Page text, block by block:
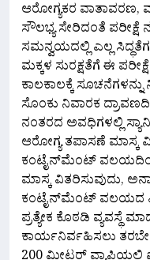
ಆರೋಗ್ಯಕರ ವಾತಾವರಣ,
ಸೌಲಭ್ಯ ಸೇರಿದಂತೆ ಪರೀಕ್ಷೆ
ಸಮನ್ವಯದಲ್ಲಿ ಎಲ್ಲ
ಮಕ್ಕಳ ಸುರಕ್ಷತೆಗೆ ಈ
ಕಾಲಕಾಲಕ್ಕೆ ಸೂಚನೆಗಳನ್ನು
ಸೊಂಕು ನಿವಾರಕ
ನಂತರದ ಅವಧಿಗಳಲ್ಲಿ
ಆರೋಗ್ಯ ತಪಾಸಣೆ ಮಾಸ್ಕ
ಕಂಟೈನ್‌ಮೆಂಟ್‌ ವಲಯದಿಂದ
ಮಾಸ್ಕ ವಿತರಿಸುವುದು,
ಕಂಟೈನ್‌ಮೆಂಟ್‌ ವಲಯದ
ಪ್ರತ್ಯೇಕ ಕೊಠಡಿ ವ್ಯವಸ್ಥೆ
ಕಾರ್ಯನಿರ್ವಹಿಸಲು